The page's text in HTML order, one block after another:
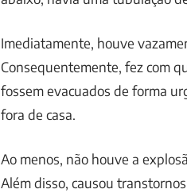
Imediatamente, houve
Consequentemente, fez com
fossem evacuados de forma
fora de casa.
Ao menos, não houve a
Além disso, causou